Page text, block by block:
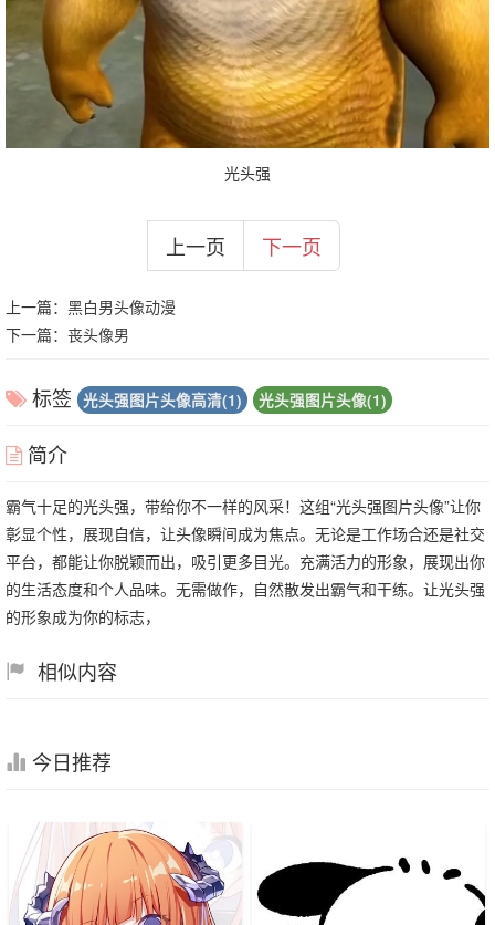
光头强
上一页 下一页
上一篇： 黑白男头像动漫
下一篇： 丧头像男
标签 光头强图片头像高清(1) 光头强图片头像(1)
简介
霸气十足的光头强，带给你不一样的风采！这组“光头强图片头像”让你
彰显个性，展现自信，让头像瞬间成为焦点。无论是工作场合还是社交
平台，都能让你脱颖而出，吸引更多目光。充满活力的形象，展现出你
的生活态度和个人品味。无需做作，自然散发出霸气和干练。让光头强
的形象成为你的标志，
相似内容
今日推荐